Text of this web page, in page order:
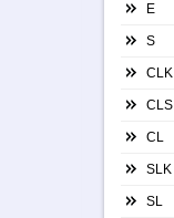
E
S
CLK
CLS
CL
SLK
SL